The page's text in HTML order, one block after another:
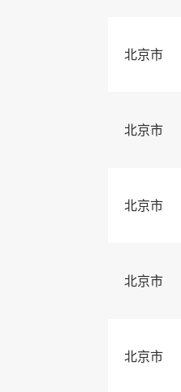
北京市
北京市
北京市
北京市
北京市